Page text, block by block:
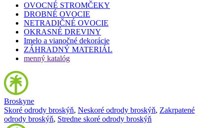
OVOCNÉ STROMČEKY
DROBNÉ OVOCIE
NETRADIČNÉ OVOCIE
OKRASNÉ DREVINY
Imelo a vianočné dekorácie
ZÁHRADNÝ MATERIÁL
menný katalóg
Broskyne
Skoré odrody broskýň, Neskoré odrody broskýň, Zakrpatené
odrody broskýň, Stredne skoré odrody broskýň